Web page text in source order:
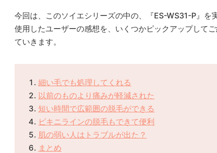
今回は、このソイエシリーズの中の、『ES-WS31-P』を
使用したユーザーの感想を、いくつかピックアップして
ていきます。
細い毛でも処理してくれる
以前のものより痛みが軽減された
短い時間で広範囲の脱毛ができる
ビキニラインの脱毛もできて便利
肌の弱い人はトラブルが出た？
まとめ